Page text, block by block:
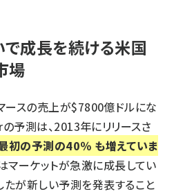
成長を続ける米国
場
スの売上が$7800億ドルにな
予測は、2013年にリリースさ
初の予測の40％ も増えていま
マーケットが急激に成長してい
たが新しい予測を発表すること